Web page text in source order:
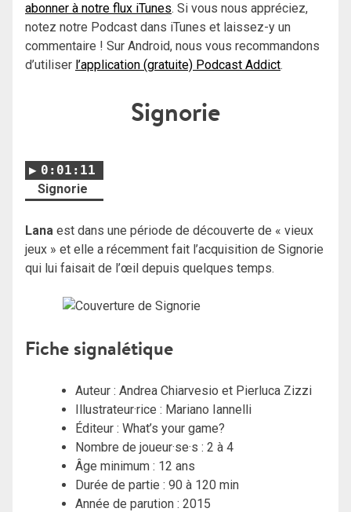
abonner à notre flux iTunes. Si vous nous appréciez,
notez notre Podcast dans iTunes et laissez-y un
commentaire ! Sur Android, nous vous recommandons
d’utiliser l’application (gratuite) Podcast Addict.
Signorie
0:01:11
Signorie
Lana est dans une période de découverte de « vieux
jeux » et elle a récemment fait l’acquisition de Signorie
qui lui faisait de l’œil depuis quelques temps.
Fiche signalétique
Auteur : Andrea Chiarvesio et Pierluca Zizzi
Illustrateur·rice : Mariano Iannelli
Éditeur : What’s your game?
Nombre de joueur·se·s : 2 à 4
Âge minimum : 12 ans
Durée de partie : 90 à 120 min
Année de parution : 2015